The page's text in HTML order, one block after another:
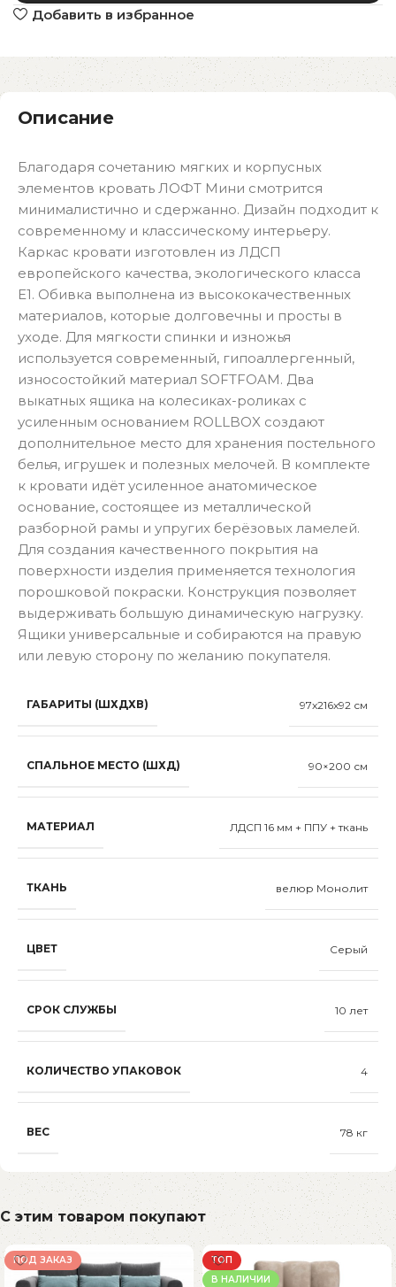
Добавить в избранное
Описание
Благодаря сочетанию мягких и корпусных
элементов кровать ЛОФТ Мини смотрится
минималистично и сдержанно. Дизайн подходит к
современному и классическому интерьеру.
Каркас кровати изготовлен из ЛДСП
европейского качества, экологического класса
Е1. Обивка выполнена из высококачественных
материалов, которые долговечны и просты в
уходе. Для мягкости спинки и изножья
используется современный, гипоаллергенный,
износостойкий материал SOFTFOAM. Два
выкатных ящика на колесиках-роликах с
усиленным основанием ROLLBOX создают
дополнительное место для хранения постельного
белья, игрушек и полезных мелочей. В комплекте
к кровати идёт усиленное анатомическое
основание, состоящее из металлической
разборной рамы и упругих берёзовых ламелей.
Для создания качественного покрытия на
поверхности изделия применяется технология
порошковой покраски. Конструкция позволяет
выдерживать большую динамическую нагрузку.
Ящики универсальные и собираются на правую
или левую сторону по желанию покупателя.
ГАБАРИТЫ (ШХДХВ) 97x216x92 см
СПАЛЬНОЕ МЕСТО (ШХД) 90×200 см
МАТЕРИАЛ ЛДСП 16 мм + ППУ + ткань
ТКАНЬ велюр Монолит
ЦВЕТ Серый
СРОК СЛУЖБЫ 10 лет
КОЛИЧЕСТВО УПАКОВОК 4
ВЕС 78 кг
С этим товаром покупают
ПОД ЗАКАЗ
ТОП
В НАЛИЧИИ